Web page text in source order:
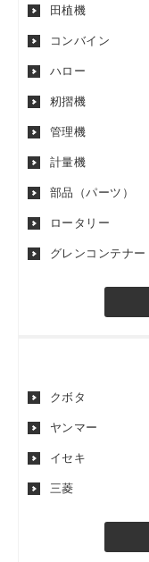
田植機
コンバイン
ハロー
籾摺機
管理機
計量機
部品（パーツ）
ロータリー
グレンコンテナー
クボタ
ヤンマー
イセキ
三菱